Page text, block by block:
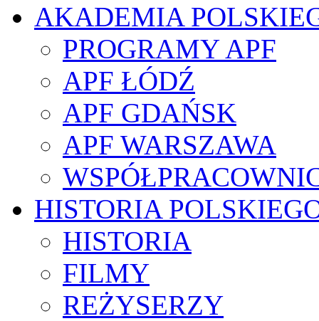
AKADEMIA
PROGRAMY APF
APF ŁÓDŹ
APF GDAŃSK
APF WARSZAWA
HISTORIA
HISTORIA
FILMY
REŻYSERZY